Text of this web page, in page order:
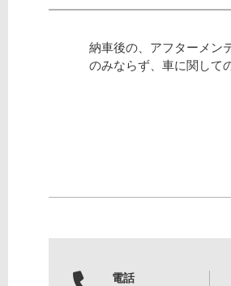
納車後の、アフターメン
のみならず、車に関して
電話